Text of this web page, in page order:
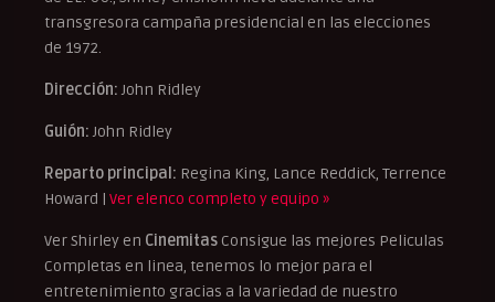
transgresora campaña presidencial en las elecciones
de 1972.
Dirección: John Ridley
Guión: John Ridley
Reparto principal: Regina King, Lance Reddick, Terrence
Howard | Ver elenco completo y equipo »
Ver Shirley en Cinemitas Consigue las mejores Peliculas
Completas en linea, tenemos lo mejor para el
entretenimiento gracias a la variedad de nuestro